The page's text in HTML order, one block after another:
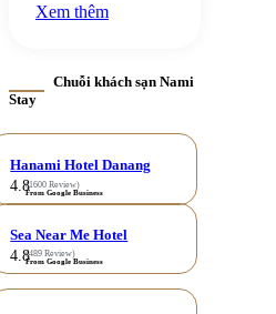
Xem thêm
Chuỗi khách sạn Nami
Stay
Hanami Hotel Danang
4.8(1600 Review)
From Google Business
Sea Near Me Hotel
4.8(489 Review)
From Google Business